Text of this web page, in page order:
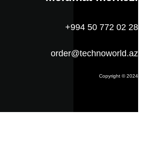
+994 50 772 02 28
order@technoworld.az
Copyright © 2024